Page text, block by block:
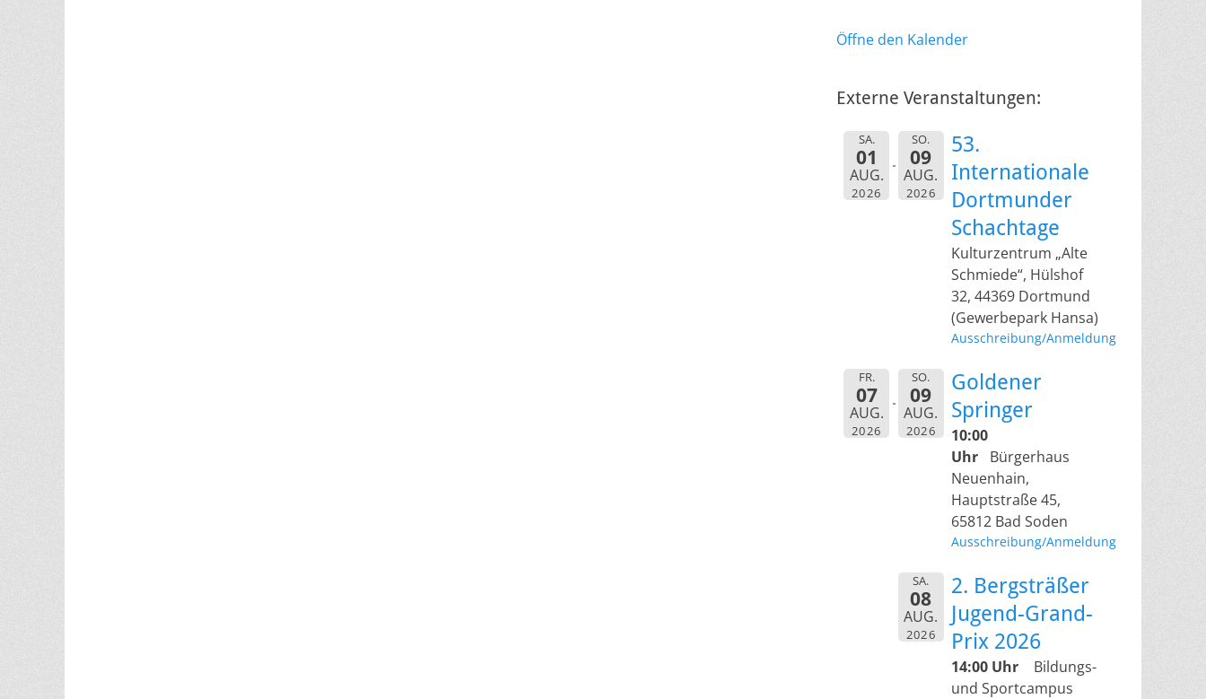
Öffne den Kalender
Externe Veranstaltungen:
SA.
01
AUG.
2026
SO.
09
AUG.
2026
53.
Internationale
Dortmunder
Schachtage
Kulturzentrum „Alte
Schmiede“, Hülshof
32, 44369 Dortmund
(Gewerbepark Hansa)
Ausschreibung/Anmeldung
FR.
07
AUG.
2026
SO.
09
AUG.
2026
Goldener
Springer
10:00
Uhr
Bürgerhaus
Neuenhain,
Hauptstraße 45,
65812 Bad Soden
Ausschreibung/Anmeldung
SA.
08
AUG.
2026
2. Bergsträßer
Jugend-Grand-
Prix 2026
14:00 Uhr
Bildungs-
und Sportcampus